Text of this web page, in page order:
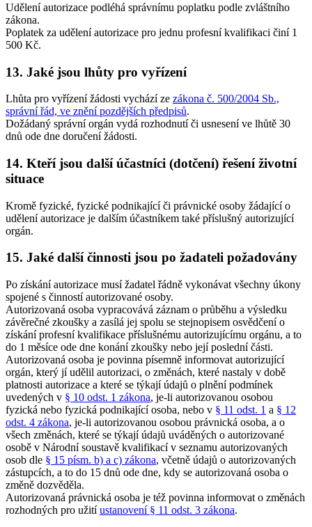
Udělení autorizace podléhá správnímu poplatku podle zvláštního
zákona.
Poplatek za udělení autorizace pro jednu profesní kvalifikaci činí 1
500 Kč.
13. Jaké jsou lhůty pro vyřízení
Lhůta pro vyřízení žádosti vychází ze zákona č. 500/2004 Sb.,
správní řád, ve znění pozdějších předpisů.
Dožádaný správní orgán vydá rozhodnutí či usnesení ve lhůtě 30
dnů ode dne doručení žádosti.
14. Kteří jsou další účastníci (dotčení) řešení životní
situace
Kromě fyzické, fyzické podnikající či právnické osoby žádající o
udělení autorizace je dalším účastníkem také příslušný autorizující
orgán.
15. Jaké další činnosti jsou po žadateli požadovány
Po získání autorizace musí žadatel řádně vykonávat všechny úkony
spojené s činností autorizované osoby.
Autorizovaná osoba vypracovává záznam o průběhu a výsledku
závěrečné zkoušky a zasílá jej spolu se stejnopisem osvědčení o
získání profesní kvalifikace příslušnému autorizujícímu orgánu, a to
do 1 měsíce ode dne konání zkoušky nebo její poslední části.
Autorizovaná osoba je povinna písemně informovat autorizující
orgán, který jí udělil autorizaci, o změnách, které nastaly v době
platnosti autorizace a které se týkají údajů o plnění podmínek
uvedených v § 10 odst. 1 zákona, je-li autorizovanou osobou
fyzická nebo fyzická podnikající osoba, nebo v § 11 odst. 1 a § 12
odst. 4 zákona, je-li autorizovanou osobou právnická osoba, a o
všech změnách, které se týkají údajů uváděných o autorizované
osobě v Národní soustavě kvalifikací v seznamu autorizovaných
osob dle § 15 písm. b) a c) zákona, včetně údajů o autorizovaných
zástupcích, a to do 15 dnů ode dne, kdy se autorizovaná osoba o
změně dozvěděla.
Autorizovaná právnická osoba je též povinna informovat o změnách
rozhodných pro užitíustanovení § 11 odst. 3 zákona.